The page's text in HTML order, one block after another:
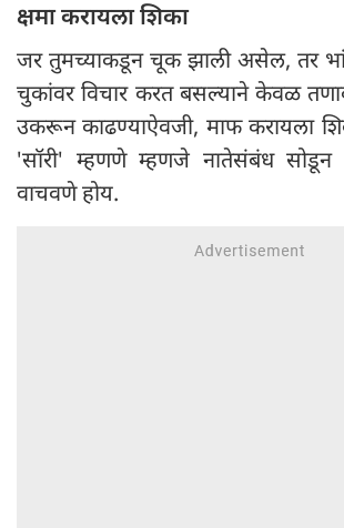
क्षमा करायला शिका
जर तुमच्याकडून चूक झाली असेल, तर
चुकांवर विचार करत बसल्याने केवळ
उकरून काढण्याऐवजी, माफ करायला
'सॉरी' म्हणणे म्हणजे नातेसंबंध
वाचवणे होय.